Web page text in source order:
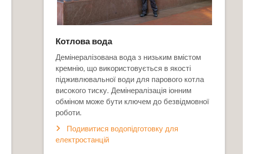
Котлова вода
Демінералізована вода з низьким вмістом
кремнію, що використовується в якості
підживлювальної води для парового котла
високого тиску. Демінералізація іонним
обміном може бути ключем до безвідмовної
роботи.
Подивитися водопідготовку для
електростанцій